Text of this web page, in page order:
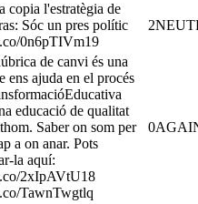
copia l'estratègia de
Sóc un pres polític
0n6pTIVm19
2
de canvi és una
ens ajuda en el procés
educació de qualitat
Saber on som per
a on anar. Pots
la aquí:
2xIpAVtU18
TawnTwgtlq
0